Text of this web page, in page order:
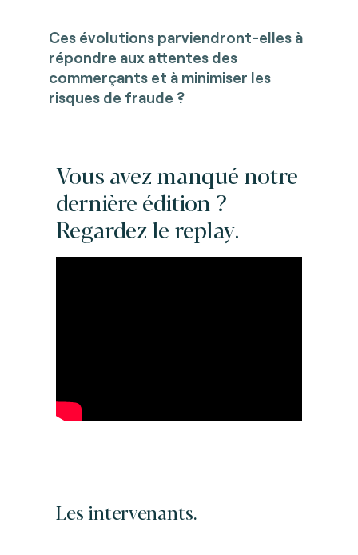
Ces évolutions parviendront-elles à
répondre aux attentes des
commerçants et à minimiser les
risques de fraude ?
Vous avez manqué notre
dernière édition ?
Regardez le replay.
Les intervenants.